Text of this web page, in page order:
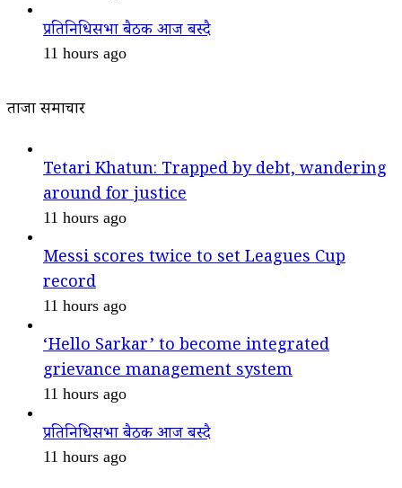
प्रतिनिधिसभा बैठक आज बस्दै
11 hours ago
ताजा समाचार
Tetari Khatun: Trapped by debt, wandering
around for justice
11 hours ago
Messi scores twice to set Leagues Cup
record
11 hours ago
‘Hello Sarkar’ to become integrated
grievance management system
11 hours ago
प्रतिनिधिसभा बैठक आज बस्दै
11 hours ago